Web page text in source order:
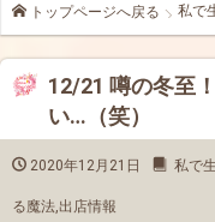
トップページへ戻る 私で
12/21 噂の冬至
い…（笑）
2020年12月21日 私で
る魔法,出店情報